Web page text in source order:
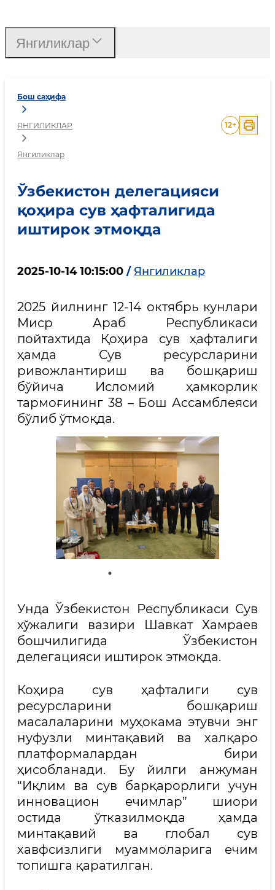
Бош саҳифа
ЯНГИЛИКЛАР
Янгиликлар
12+
Ўзбекистон делегацияси
қоҳира сув ҳафталигида
иштирок этмоқда
2025-10-14 10:15:00 / Янгиликлар
2025 йилнинг 12-14 октябрь кунлари
Миср Араб Республикаси
пойтахтида Қоҳира сув ҳафталиги
ҳамда Сув ресурсларини
ривожлантириш ва бошқариш
бўйича Исломий ҳамкорлик
тармоғининг 38 – Бош Ассамблеяси
бўлиб ўтмоқда.
Унда Ўзбекистон Республикаси Сув
хўжалиги вазири Шавкат Хамраев
бошчилигида Ўзбекистон
делегацияси иштирок этмоқда.
Коҳира сув ҳафталиги сув
ресурсларини бошқариш
масалаларини муҳокама этувчи энг
нуфузли минтақавий ва халқаро
платформалардан бири
ҳисобланади. Бу йилги анжуман
“Иқлим ва сув барқарорлиги учун
инновацион ечимлар” шиори
остида ўтказилмоқда ҳамда
минтақавий ва глобал сув
хавфсизлиги муаммоларига ечим
топишга қаратилган.
Янгиликлар